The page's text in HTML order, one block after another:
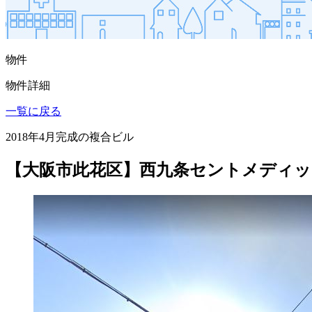
物件
物件詳細
一覧に戻る
2018年4月完成の複合ビル
【大阪市此花区】西九条セントメディ